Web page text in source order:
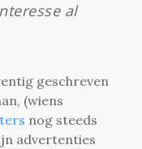
al
geschreven
(wiens
nog steeds
advertenties